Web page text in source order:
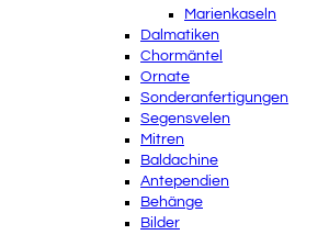
Marienkaseln
Dalmatiken
Chormäntel
Ornate
Sonderanfertigungen
Segensvelen
Mitren
Baldachine
Antependien
Behänge
Bilder